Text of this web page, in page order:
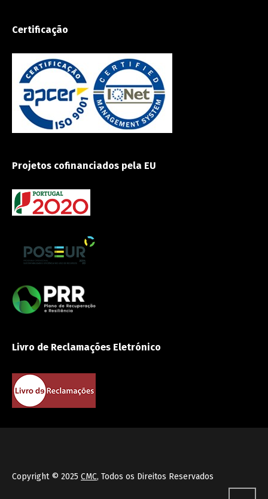
Certificação
Projetos cofinanciados pela EU
Livro de Reclamações Eletrónico
Copyright © 2025 CMC, Todos os Direitos Reservados